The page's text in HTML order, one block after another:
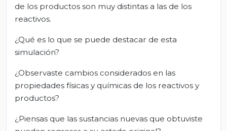
de los productos son muy distintas a las de los
reactivos.
¿Qué es lo que se puede destacar de esta
simulación?
¿Observaste cambios considerados en las
propiedades físicas y químicas de los reactivos y
productos?
¿Piensas que las sustancias nuevas que obtuviste